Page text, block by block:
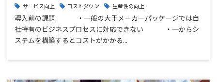
サービス向上 コストダウン 生産性の向上
導入前の課題 ・一般の大手メーカーパッケージでは自
社特有のビジネスプロセスに対応できない ・一からシ
ステムを構築するとコストがかかる...